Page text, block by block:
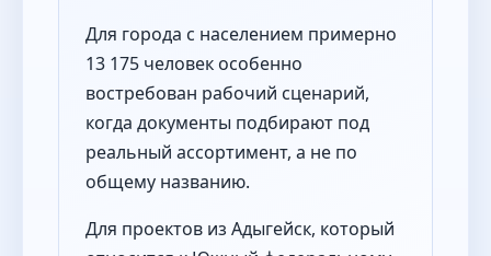
Для города с населением примерно
13 175 человек особенно
востребован рабочий сценарий,
когда документы подбирают под
реальный ассортимент, а не по
общему названию.
Для проектов из Адыгейск, который